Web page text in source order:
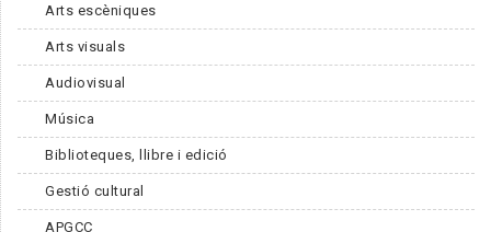
Arts escèniques
Arts visuals
Audiovisual
Música
Biblioteques, llibre i edició
Gestió cultural
APGCC